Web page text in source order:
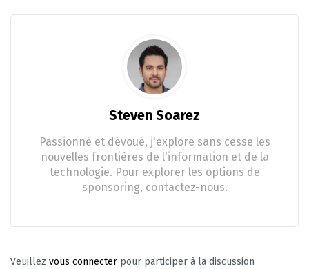
Steven Soarez
Passionné et dévoué, j'explore sans cesse les
nouvelles frontières de l'information et de la
technologie. Pour explorer les options de
sponsoring, contactez-nous.
Veuillez vous connecter pour participer à la discussion